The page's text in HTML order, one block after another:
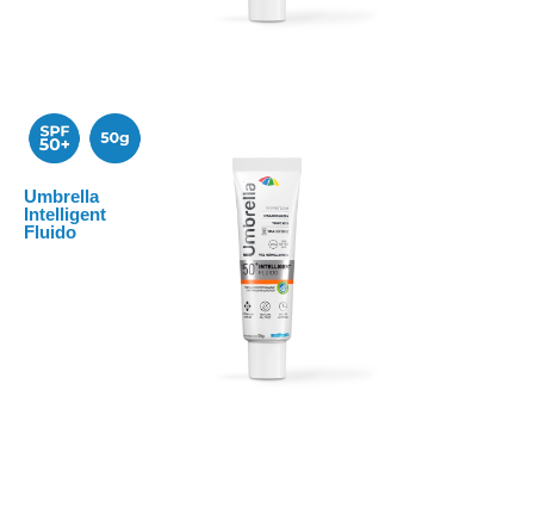
Umbrella Urban
Emulsión ultraligera que previene la aparición de arrugas
y manchas.
Conoce más
Umbrella
Intelligent
Fluido